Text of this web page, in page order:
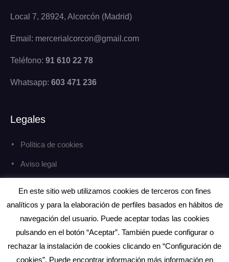
Local 7, 28924, Alcorcón (Madrid)
Email: mercerialcorcon@gmail.com
Teléfono: 91 610 22 78
Whatsapp: 603 471 236
Legales
Política de cookies
Aviso legal
Copyright © Todos los derechos reservados.
eCommerce Gem porProDesigns
En este sitio web utilizamos cookies de terceros con fines
analíticos y para la elaboración de perfiles basados en hábitos de
navegación del usuario. Puede aceptar todas las cookies
pulsando en el botón “Aceptar”. También puede configurar o
rechazar la instalación de cookies clicando en “Configuración de
cookies”. Puede encontrar información más información en